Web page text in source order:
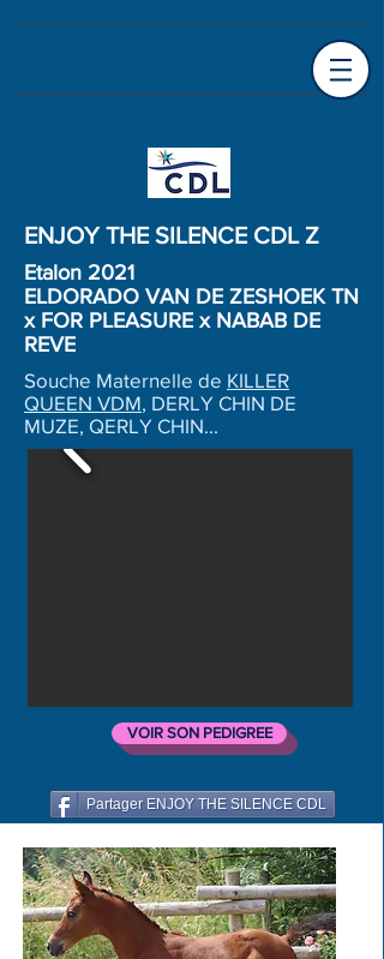
ENJOY THE SILENCE CDL Z
Etalon 2021
ELDORADO VAN DE ZESHOEK TN
x FOR PLEASURE x NABAB DE
REVE
Souche Maternelle de KILLER
QUEEN VDM, DERLY CHIN DE
MUZE, QERLY CHIN...
VOIR SON PEDIGREE
Partager ENJOY THE SILENCE CDL